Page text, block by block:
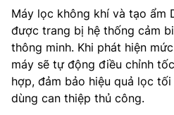
Máy lọc không khí và tạo ẩm
được trang bị hệ thống cảm
thông minh. Khi phát hiện
máy sẽ tự động điều chỉnh
hợp, đảm bảo hiệu quả lọc
dùng can thiệp thủ công.